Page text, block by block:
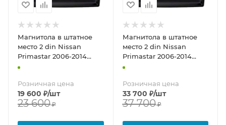
Магнитола в штатное
место 2 din Nissan
Primastar 2006-2014
Teyes CC3L WIFI 2/32 7
Android 8.1 (DSP, AHD)
Розничная цена
19 600 ₽/шт
23 600₽
Магнитола в штатное
место 2 din Nissan
Primastar 2006-2014
Teyes CC3 4/64 7
Android 10 (4G-SIM, DSP)
Розничная цена
33 700 ₽/шт
37 700₽